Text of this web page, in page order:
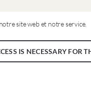
site web et notre service.
IS NECESSARY FOR